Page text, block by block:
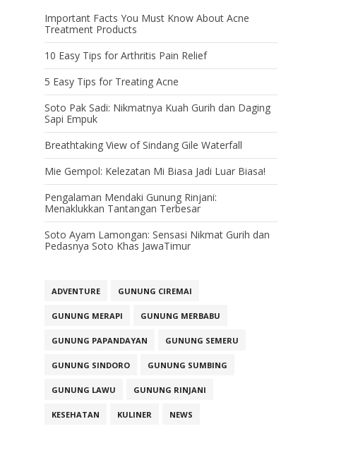
Important Facts You Must Know About Acne
Treatment Products
10 Easy Tips for Arthritis Pain Relief
5 Easy Tips for Treating Acne
Soto Pak Sadi: Nikmatnya Kuah Gurih dan Daging
Sapi Empuk
Breathtaking View of Sindang Gile Waterfall
Mie Gempol: Kelezatan Mi Biasa Jadi Luar Biasa!
Pengalaman Mendaki Gunung Rinjani:
Menaklukkan Tantangan Terbesar
Soto Ayam Lamongan: Sensasi Nikmat Gurih dan
Pedasnya Soto Khas JawaTimur
ADVENTURE GUNUNG CIREMAI
GUNUNG MERAPI GUNUNG MERBABU
GUNUNG PAPANDAYAN GUNUNG SEMERU
GUNUNG SINDORO GUNUNG SUMBING
GUNUNG LAWU GUNUNG RINJANI
KESEHATAN KULINER NEWS